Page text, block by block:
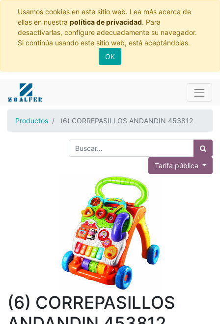
Usamos cookies en este sitio web. Lea más acerca de
ellas en nuestra política de privacidad. Para
desactivarlas, configure adecuadamente su navegador.
Si continúa usando este sitio web, está aceptándolas.
OK
Productos (6) CORREPASILLOS ANDANDIN 453812
Tarifa pública
(6) CORREPASILLOS